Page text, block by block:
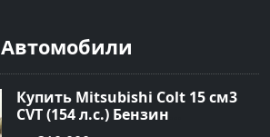
Автомобили
Купить Mitsubishi Colt 15 см3
CVT (154 л.с.) Бензин
турбонаддув в Краснодар: